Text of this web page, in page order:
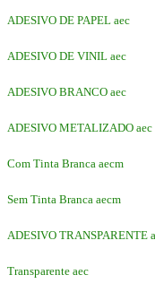
ADESIVO DE PAPEL aec
ADESIVO DE VINIL aec
ADESIVO BRANCO aec
ADESIVO METALIZADO aec
Com Tinta Branca aecm
Sem Tinta Branca aecm
ADESIVO TRANSPARENTE
Transparente aec